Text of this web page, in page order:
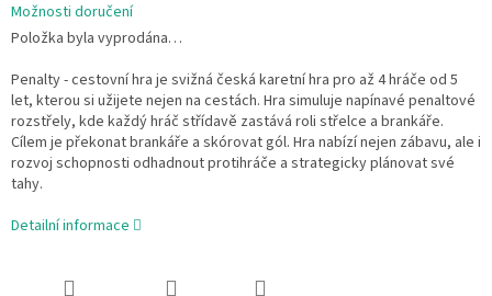
Možnosti doručení
Položka byla vyprodána…
Penalty - cestovní hra je svižná česká karetní hra pro až 4 hráče od 5
let, kterou si užijete nejen na cestách. Hra simuluje napínavé penaltové
rozstřely, kde každý hráč střídavě zastává roli střelce a brankáře.
Cílem je překonat brankáře a skórovat gól. Hra nabízí nejen zábavu, ale i
rozvoj schopnosti odhadnout protihráče a strategicky plánovat své
tahy.
Detailní informace